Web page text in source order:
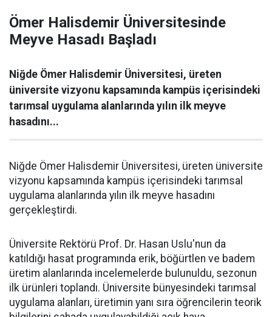
Ömer Halisdemir Üniversitesinde
Meyve Hasadı Başladı
Niğde Ömer Halisdemir Üniversitesi, üreten
üniversite vizyonu kapsamında kampüs içerisindeki
tarımsal uygulama alanlarında yılın ilk meyve
hasadını...
Niğde Ömer Halisdemir Üniversitesi, üreten üniversite
vizyonu kapsamında kampüs içerisindeki tarımsal
uygulama alanlarında yılın ilk meyve hasadını
gerçekleştirdi.
Üniversite Rektörü Prof. Dr. Hasan Uslu'nun da
katıldığı hasat programında erik, böğürtlen ve badem
üretim alanlarında incelemelerde bulunuldu, sezonun
ilk ürünleri toplandı. Üniversite bünyesindeki tarımsal
uygulama alanları, üretimin yanı sıra öğrencilerin teorik